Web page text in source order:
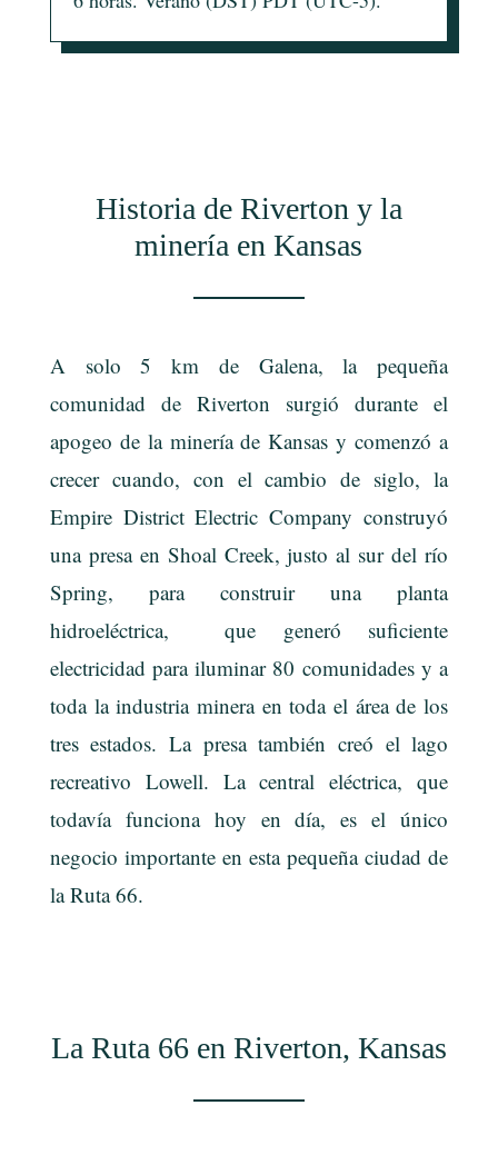
Historia de Riverton y la
minería en Kansas
A solo 5 km de Galena, la pequeña
comunidad de Riverton surgió durante el
apogeo de la minería de Kansas y comenzó a
crecer cuando, con el cambio de siglo, la
Empire District Electric Company construyó
una presa en Shoal Creek, justo al sur del río
Spring, para construir una planta
hidroeléctrica, que generó suficiente
electricidad para iluminar 80 comunidades y a
toda la industria minera en toda el área de los
tres estados. La presa también creó el lago
recreativo Lowell. La central eléctrica, que
todavía funciona hoy en día, es el único
negocio importante en esta pequeña ciudad de
la Ruta 66.
La Ruta 66 en Riverton, Kansas